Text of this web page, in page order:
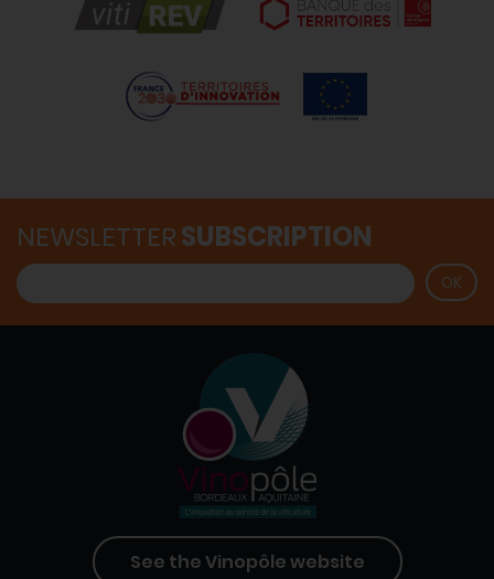
NEWSLETTERSUBSCRIPTION
See the Vinopôle website